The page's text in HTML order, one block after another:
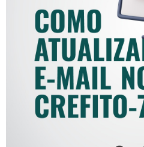
COMO
MAIL NO